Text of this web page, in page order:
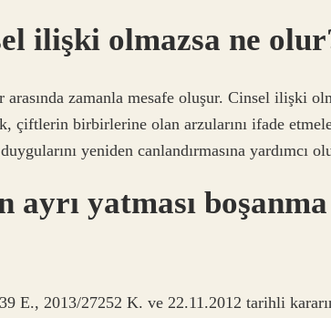
ilişki olmazsa ne
zamanla mesafe oluşur. Cinsel ilişki
çiftlerin birbirlerine olan arzularını ifade
yeniden canlandırmasına yardımcı
ayrı yatması
E., 2013/27252 K. ve 22.11.2012 tarihli